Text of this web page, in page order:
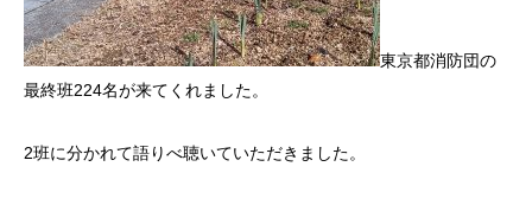
東京都消防団の
最終班224名が来てくれました。
2班に分かれて語りべ聴いていただきました。